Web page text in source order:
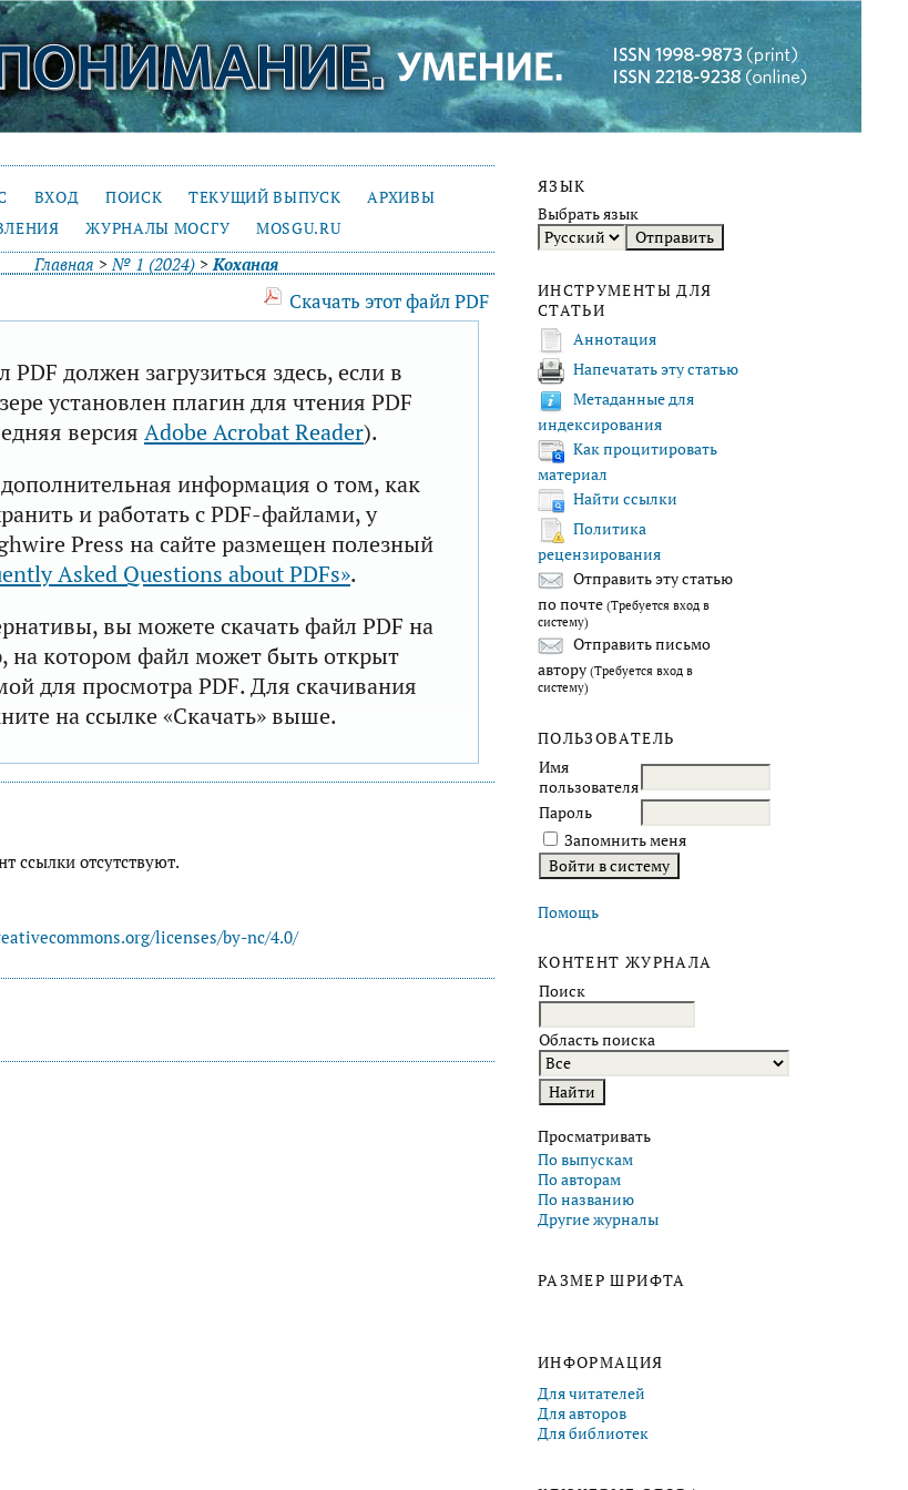
ЯЗЫК
Выбрать язык
ИНСТРУМЕНТЫ ДЛЯ
СТАТЬИ
Аннотация
Напечатать эту статью
Метаданные для
индексирования
Как процитировать
материал
Найти ссылки
Политика
рецензирования
Отправить эту статью
по почте (Требуется вход в
систему)
Отправить письмо
автору (Требуется вход в
систему)
ПОЛЬЗОВАТЕЛЬ
Имя
пользователя
Пароль
Запомнить меня
Помощь
КОНТЕНТ ЖУРНАЛА
Поиск
Область поиска
Просматривать
По выпускам
По авторам
По названию
Другие журналы
РАЗМЕР ШРИФТА
ИНФОРМАЦИЯ
Для читателей
Для авторов
Для библиотек
ВХОД ПОИСК ТЕКУЩИЙ ВЫПУСК
АРХИВЫ
ЖУРНАЛЫ МОСГУ MOSGU.RU
Главная >№ 1 (2024)>Коханая
Скачать этот файл PDF
должен загрузиться здесь, если в
установлен плагин для чтения PDF
версия Adobe Acrobat Reader).
информация о том, как
и работать с PDF-файлами, у
Press на сайте размещен полезный
Asked Questions about PDFs».
вы можете скачать файл PDF на
на котором файл может быть открыт
для просмотра PDF. Для скачивания
на ссылке «Скачать» выше.
ссылки отсутствуют.
licenses/by-nc/4.0/